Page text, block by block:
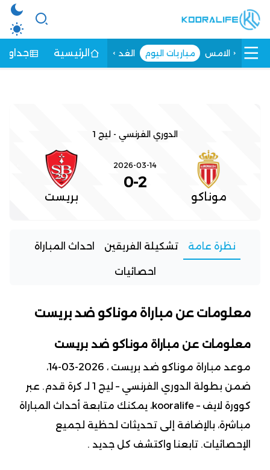
الامس مباريات اليوم الغد الرئيسية جداول
الدوري الفرنسي - ليج 1
موناكو
2026-03-14
2
-
0
بريست
نظرة عامة تشكيلة الفريقين احداث المباراة
احصائيات
معلومات عن مباراة موناكو ضد بريست
معلومات عن مباراة موناكو ضد بريست
موعد مباراة موناكو ضد بريست ، 2026-03-14،
ضمن بطولة الدوري الفرنسي – ليج 1 لـ كرة قدم. عبر
كوورة لايف – kooralife، يمكنك متابعة أحداث المباراة
مباشرة، بالإضافة إلى تحديثات لحظية لجميع
الإحصائيات. تابعنا واكتشف كل جديد .